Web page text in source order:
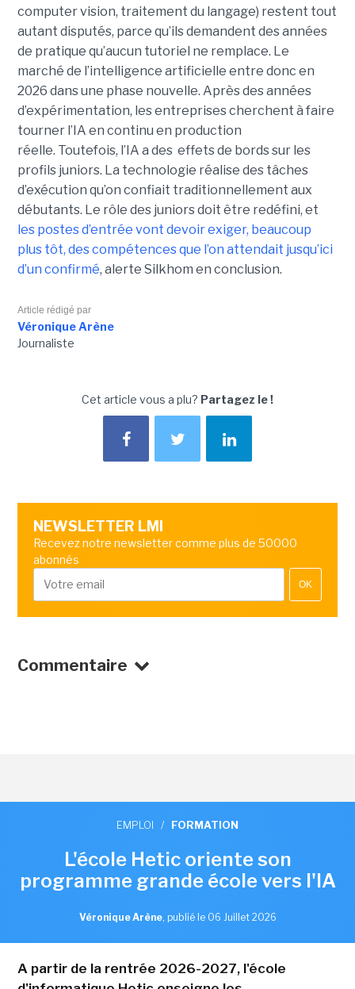
computer vision, traitement du langage) restent tout
autant disputés, parce qu’ils demandent des années
de pratique qu’aucun tutoriel ne remplace. Le
marché de l’intelligence artificielle entre donc en
2026 dans une phase nouvelle. Après des années
d’expérimentation, les entreprises cherchent à faire
tourner l’IA en continu en production
réelle. Toutefois, l’IA a des effets de bords sur les
profils juniors. La technologie réalise des tâches
d’exécution qu’on confiait traditionnellement aux
débutants. Le rôle des juniors doit être redéfini, et
les postes d’entrée vont devoir exiger, beaucoup
plus tôt, des compétences que l’on attendait jusqu’ici
d’un confirmé, alerte Silkhom en conclusion.
Article rédigé par
Véronique Arène
Journaliste
Cet article vous a plu? Partagez le !
NEWSLETTER LMI
Recevez notre newsletter comme plus de 50000
abonnés
OK
Commentaire
EMPLOI / FORMATION
L'école Hetic oriente son
programme grande école vers l'IA
Véronique Arène, publié le 06 Juillet 2026
A partir de la rentrée 2026-2027, l'école